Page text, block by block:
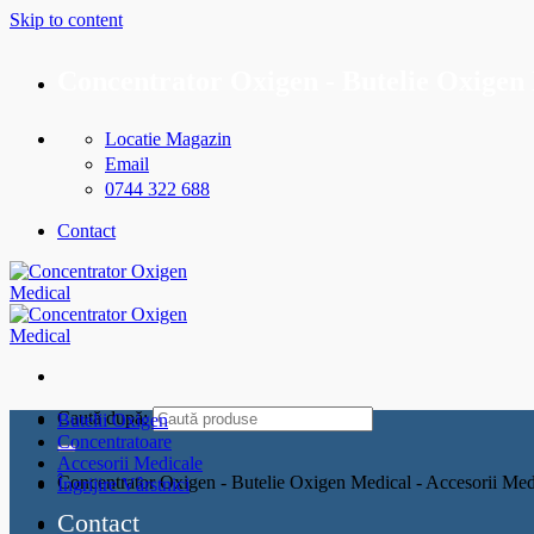
Skip to content
Locatie Magazin
Email
0744 322 688
Contact
Caută după:
Concentrator Oxigen - Butelie Oxigen Medical - Accesorii
Butelii Oxigen
Concentratoare
Accesorii Medicale
Îngrijire Vârstnici
Contact